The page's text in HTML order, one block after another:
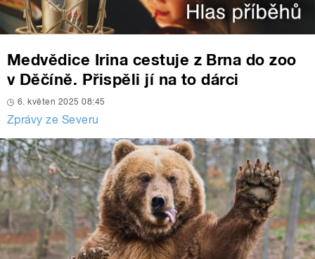
Medvědice Irina cestuje z Brna do zoo
v Děčíně. Přispěli jí na to dárci
6. květen 2025 08:45
Zprávy ze Severu